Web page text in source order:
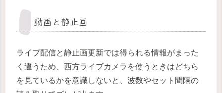
動画と静止画
ライブ配信と静止画更新では得られる情報がまった
く違うため、西方ライブカメラを使うときはどちら
を見ているかを意識しないと、波数やセット間隔の